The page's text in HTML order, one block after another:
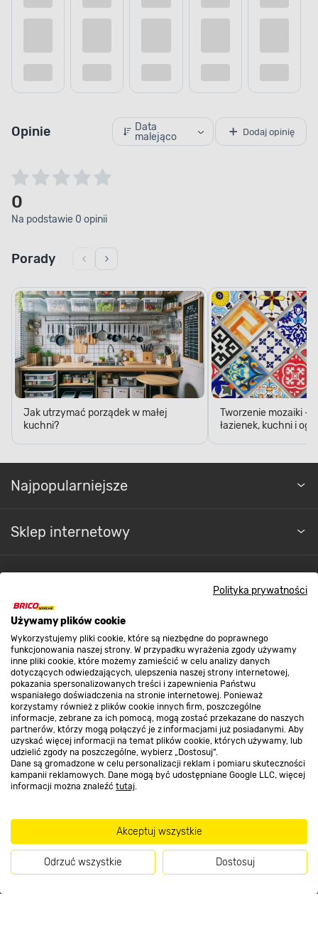
Polityka prywatności
Używamy plików cookie
Wykorzystujemy pliki cookie, które są niezbędne do poprawnego
funkcjonowania naszej strony. W przypadku wyrażenia zgody używamy
inne pliki cookie, które możemy zamieścić w celu analizy danych
dotyczących odwiedzających, ulepszenia naszej strony internetowej,
pokazania spersonalizowanych treści i zapewnienia Państwu
wspaniałego doświadczenia na stronie internetowej. Ponieważ
korzystamy również z plików cookie innych firm, poszczególne
informacje, zebrane za ich pomocą, mogą zostać przekazane do naszych
partnerów, którzy mogą połączyć je z informacjami już posiadanymi. Aby
uzyskać więcej informacji na temat plików cookie, których używamy, lub
udzielić zgody na poszczególne, wybierz „Dostosuj”.
Dane są gromadzone w celu personalizacji reklam i pomiaru skuteczności
kampanii reklamowych. Dane mogą być udostępniane Google LLC, więcej
informacji można znaleźć tutaj.
Akceptuj wszystkie
Odrzuć wszystkie Dostosuj
Opinie
Data
malejąco
Dodaj opinię
0
Na podstawie 0 opinii
Porady
Jak utrzymać porządek w małej
kuchni?
Tworzenie mozaiki -
łazienek, kuchni i
Najpopularniejsze
Sklep internetowy
Regulaminy
Promocje
Nasze sklepy
O nas
Kontakt do sklepu
Dołącz do nas